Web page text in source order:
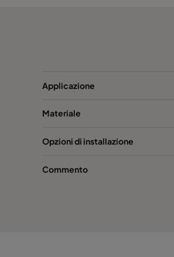
Applicazione
Materiale
Opzioni di installazione
Commento